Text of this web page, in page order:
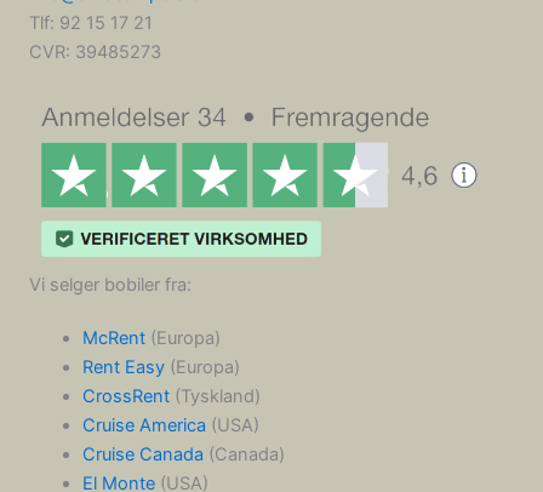
Tlf: 92 15 17 21
CVR: 39485273
Vi selger bobiler fra:
McRent(Europa)
Rent Easy(Europa)
CrossRent(Tyskland)
Cruise America (USA)
Cruise Canada (Canada)
El Monte(USA)